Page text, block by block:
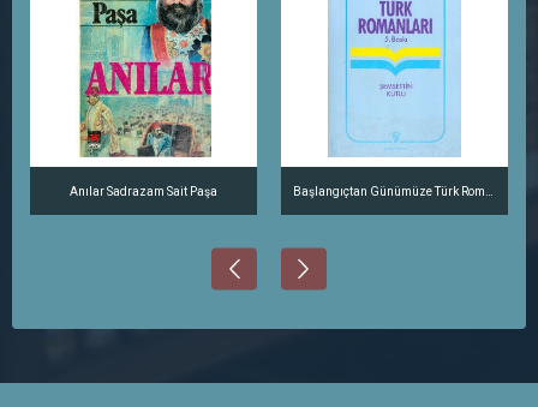
Anılar Sadrazam Sait Paşa